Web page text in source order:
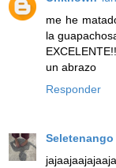
me he
la
EXCELENTE!!
un abrazo
Responder
Seletenango